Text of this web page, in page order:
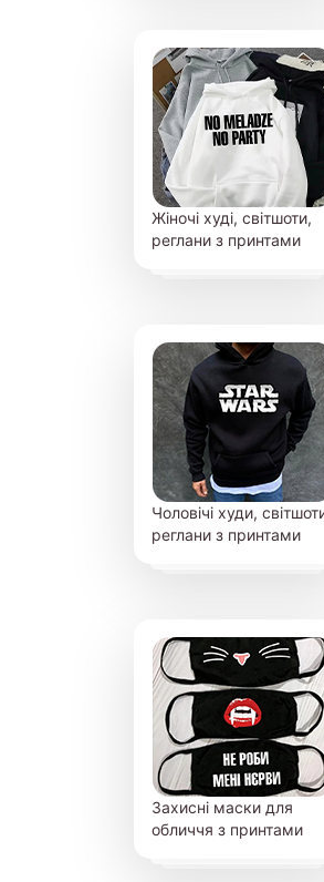
Жіночі худі, світшоти,
реглани з принтами
Чоловічі худи,
реглани з принтами
Захисні маски для
обличчя з принтами